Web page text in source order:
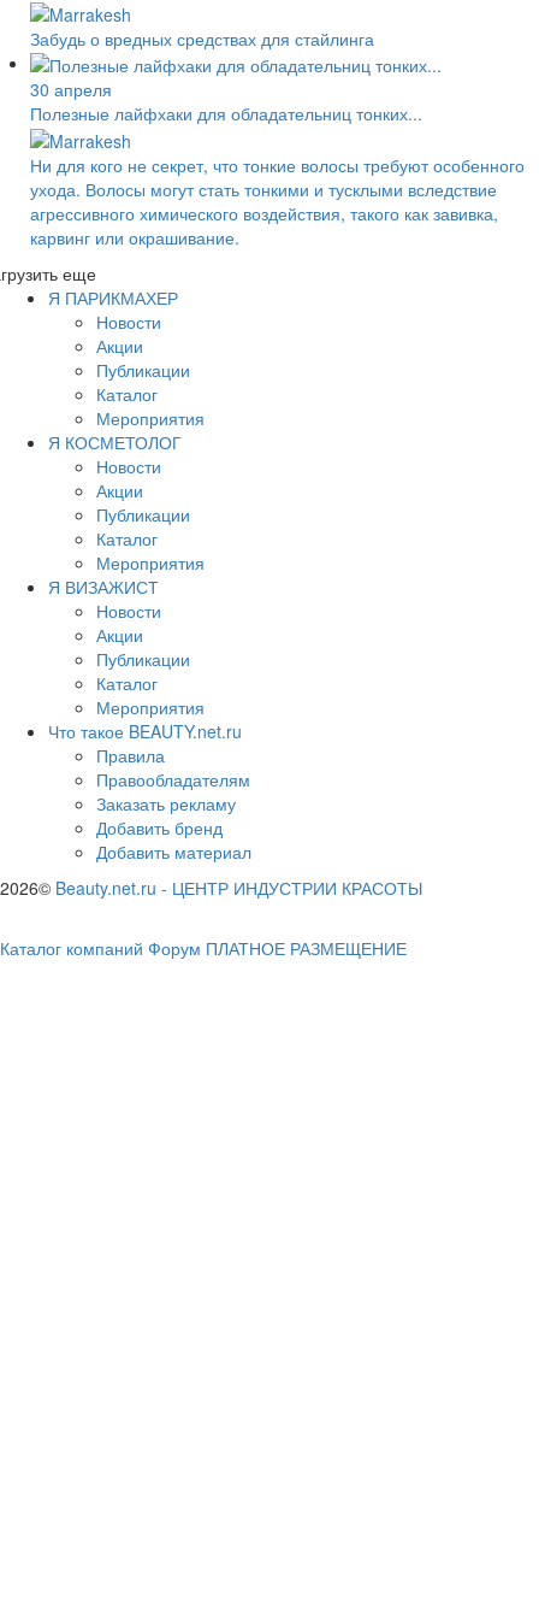
Забудь о вредных средствах для стайлинга
30 апреля
Полезные лайфхаки для обладательниц тонких...
Ни для кого не секрет, что тонкие волосы требуют особенного
ухода. Волосы могут стать тонкими и тусклыми вследствие
агрессивного химического воздействия, такого как завивка,
карвинг или окрашивание.
еще
Я ПАРИКМАХЕР
Новости
Акции
Публикации
Каталог
Мероприятия
Я КОСМЕТОЛОГ
Новости
Акции
Публикации
Каталог
Мероприятия
Я ВИЗАЖИСТ
Новости
Акции
Публикации
Каталог
Мероприятия
Что такое BEAUTY.net.ru
Правила
Правообладателям
Заказать рекламу
Добавить бренд
Добавить материал
2026© Beauty.net.ru - ЦЕНТР ИНДУСТРИИ КРАСОТЫ
Каталог компаний Форум ПЛАТНОЕ РАЗМЕЩЕНИЕ